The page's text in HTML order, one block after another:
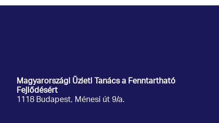
Magyarországi Üzleti Tanácsa Fenntartható
Fejlődésért
1118 Budapest, Ménesi út 9/a.